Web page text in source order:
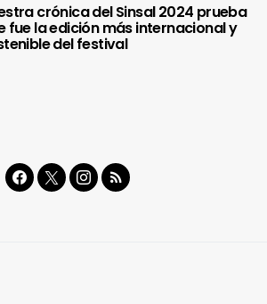
crónica del Sinsal 2024 prueba
fue la edición más internacional y
del festival